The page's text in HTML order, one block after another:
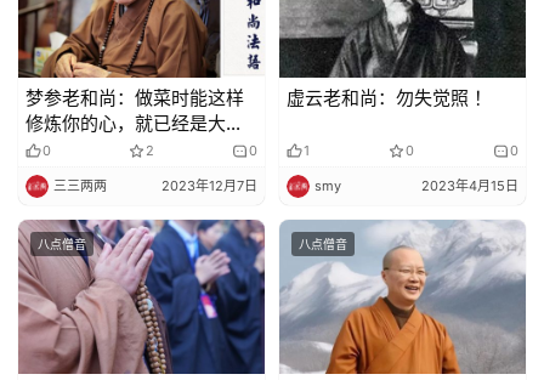
梦参老和尚：做菜时能这样
修炼你的心，就已经是大菩
萨心
0 2 0
三三两两 2023年12月7日
虚云老和尚：勿失觉照 ！
1 0 0
smy 2023年4月15日
八点僧音 八点僧音